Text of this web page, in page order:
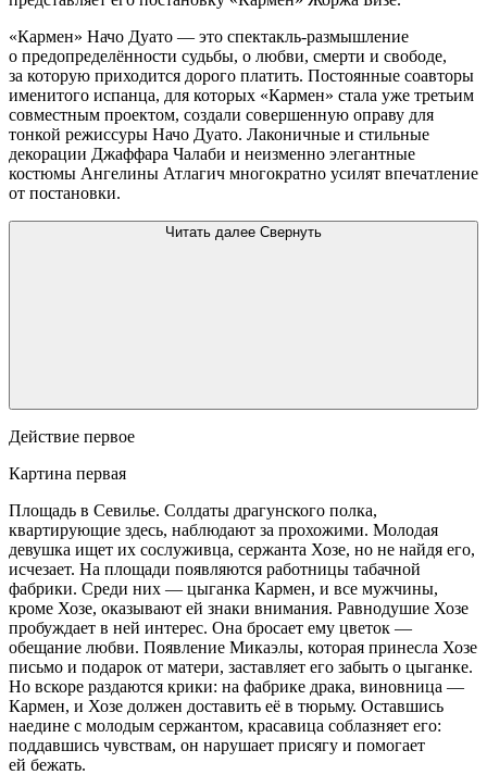
«Кармен» Начо Дуато — это спектакль-размышление
о предопределённости судьбы, о любви, смерти и свободе,
за которую приходится дорого платить. Постоянные соавторы
именитого испанца, для которых «Кармен» стала уже третьим
совместным проектом, создали совершенную оправу для
тонкой режиссуры Начо Дуато. Лаконичные и стильные
декорации Джаффара Чалаби и неизменно элегантные
костюмы Ангелины Атлагич многократно усилят впечатление
от постановки.
Читать далее Свернуть
Действие первое
Картина первая
Площадь в Севилье. Солдаты драгунского полка,
квартирующие здесь, наблюдают за прохожими. Молодая
девушка ищет их сослуживца, сержанта Хозе, но не найдя его,
исчезает. На площади появляются работницы табачной
фабрики. Среди них — цыганка Кармен, и все мужчины,
кроме Хозе, оказывают ей знаки внимания. Равнодушие Хозе
пробуждает в ней интерес. Она бросает ему цветок —
обещание любви. Появление Микаэлы, которая принесла Хозе
письмо и подарок от матери, заставляет его забыть о цыганке.
Но вскоре раздаются крики: на фабрике драка, виновница —
Кармен, и Хозе должен доставить её в тюрьму. Оставшись
наедине с молодым сержантом, красавица соблазняет его:
поддавшись чувствам, он нарушает присягу и помогает
ей бежать.